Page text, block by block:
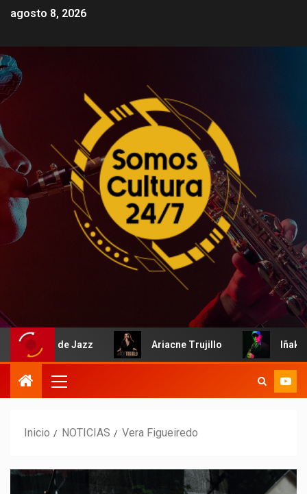
agosto 8, 2026
de Jazz Ariacne Trujillo Iñaki
Inicio NOTICIAS Vera Figueiredo